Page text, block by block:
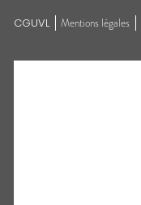
CGUVL Mentions légales